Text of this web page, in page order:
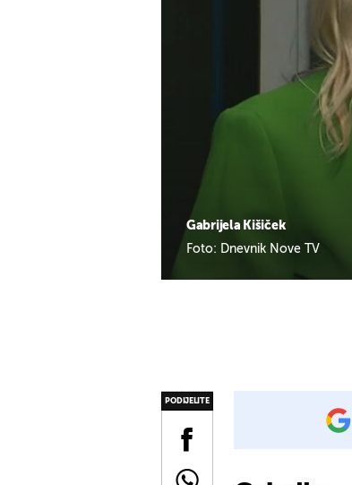
Gabrijela Kišiček
Foto: Dnevnik Nove TV
PODIJELITE